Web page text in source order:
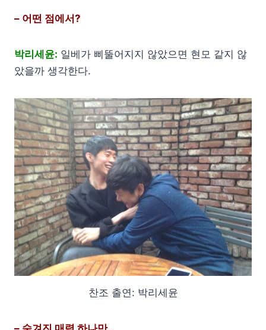
– 어떤 점에서?
박리세윤: 일베가 삐뚤어지지 않았으면 현모 같지 않
았을까 생각한다.
찬조 출연: 박리세윤